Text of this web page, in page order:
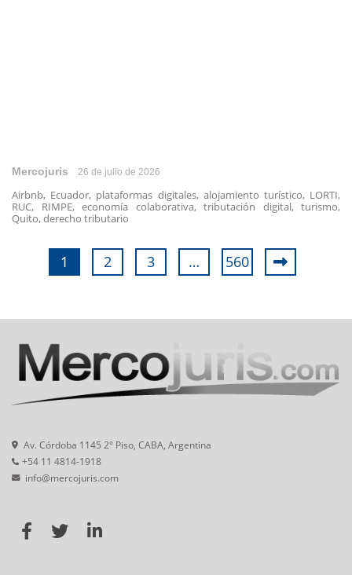
Mercojuris 26 de julio de 2026
Airbnb, Ecuador, plataformas digitales, alojamiento turístico, LORTI,
RUC, RIMPE, economía colaborativa, tributación digital, turismo,
Quito, derecho tributario
1 2 3 … 560
Av. Córdoba 1145 2° Piso, CABA, Argentina
+54 11 4814-1918
info@mercojuris.com